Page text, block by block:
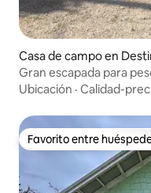
Casa de campo en
Gran escapada para
Ubicación · Calidad-
Favorito entre
Favorito entre